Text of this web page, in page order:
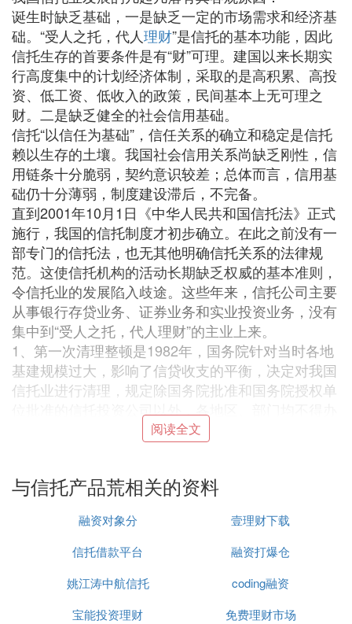
诞生时缺乏基础，一是缺乏一定的市场需求和经济基
础。“受人之托，代人理财”是信托的基本功能，因此
信托生存的首要条件是有“财”可理。建国以来长期实
行高度集中的计划经济体制，采取的是高积累、高投
资、低工资、低收入的政策，民间基本上无可理之
财。二是缺乏健全的社会信用基础。
信托“以信任为基础”，信任关系的确立和稳定是信托
赖以生存的土壤。我国社会信用关系尚缺乏刚性，信
用链条十分脆弱，契约意识较差；总体而言，信用基
础仍十分薄弱，制度建设滞后，不完备。
直到2001年10月1日《中华人民共和国信托法》正式
施行，我国的信托制度才初步确立。在此之前没有一
部专门的信托法，也无其他明确信托关系的法律规
范。这使信托机构的活动长期缺乏权威的基本准则，
令信托业的发展陷入歧途。这些年来，信托公司主要
从事银行存贷业务、证券业务和实业投资业务，没有
集中到“受人之托，代人理财”的主业上来。
1、第一次清理整顿是1982年，国务院针对当时各地
基建规模过大，影响了信贷收支的平衡，决定对我国
信托业进行清理，规定除国务院批准和国务院授权单
理信托投资业务，已经办理的限期清理。
2、第二次清理整顿是1985年，国务院针对1984年全
信托贷款和信托投资业务，已办理业务要加以清理收
3、第三次清理整顿是1988年，中共中央、国务院发
出清理整顿信托投资公司的文件，同年10月，人民银
信托投资公司发展过快（高峰时共有1000多家），管
理较乱的情况，对信托投资公司进行了进一步的清理
阅读全文
与信托产品荒相关的资料
融资对象分
壹理财下载
信托借款平台
融资打爆仓
姚江涛中航信托
coding融资
宝能投资理财
免费理财市场